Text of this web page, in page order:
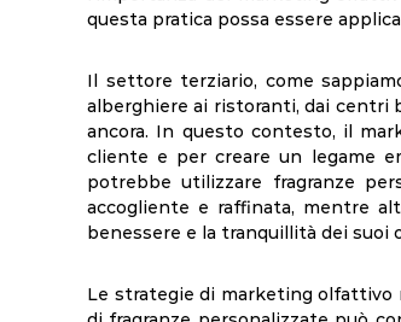
questa pratica possa essere
Il settore terziario, come
alberghiere ai ristoranti, dai centri
ancora. In questo contesto, il
cliente e per creare un legame
potrebbe utilizzare fragranze
accogliente e raffinata, mentre
benessere e la tranquillità dei suoi
Le strategie di marketing olfattivo